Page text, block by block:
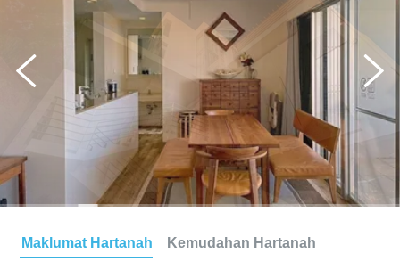
Maklumat Hartanah Kemudahan Hartanah